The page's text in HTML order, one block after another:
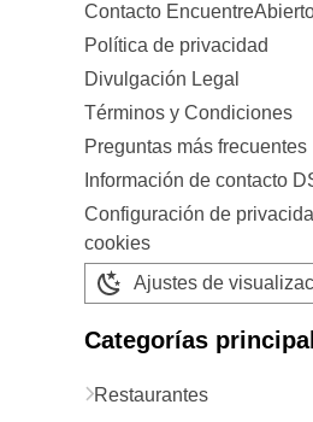
Contacto
Política de privacidad
Divulgación Legal
Términos y Condiciones
Preguntas más frecuentes
Información de contacto
Configuración de
cookies
Ajustes de
Categorías
Restaurantes